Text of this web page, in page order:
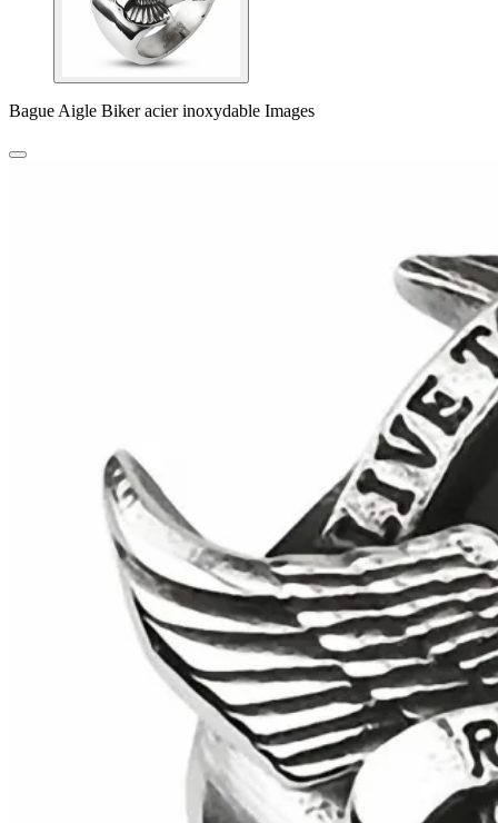
Bague Aigle Biker acier inoxydable Images